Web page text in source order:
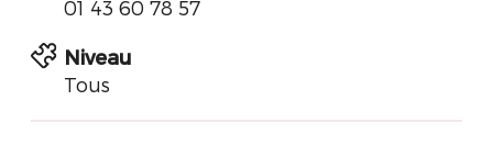
01 43 60 78 57
Niveau
Tous